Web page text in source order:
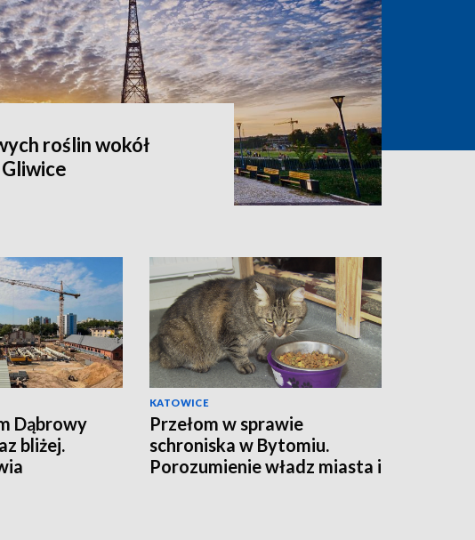
roślin wokół
Dąbrowy
bliżej.
KATOWICE
Przełom w sprawie
schroniska w Bytomiu.
Porozumienie władz miasta i